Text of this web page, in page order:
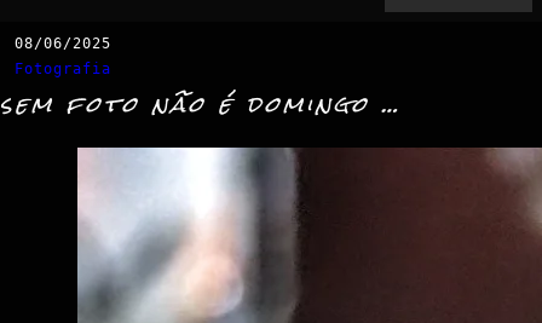
08/06/2025
Fotografia
sem foto não é domingo …